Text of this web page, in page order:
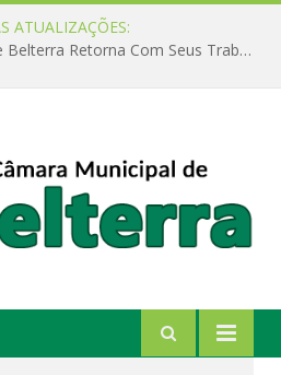
ATUALIZAÇÕES:
Câmara de Vereadores de Belterra Retorna Com Seus Trabalhos Legislativos